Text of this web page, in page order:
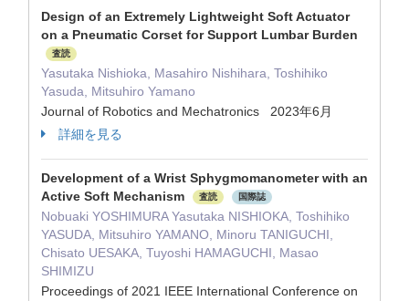
Design of an Extremely Lightweight Soft Actuator
on a Pneumatic Corset for Support Lumbar Burden
査読
Yasutaka Nishioka, Masahiro Nishihara, Toshihiko
Yasuda, Mitsuhiro Yamano
Journal of Robotics and Mechatronics 2023年6月
詳細を見る
Development of a Wrist Sphygmomanometer with an
Active Soft Mechanism
査読 国際誌
Nobuaki YOSHIMURA Yasutaka NISHIOKA, Toshihiko
YASUDA, Mitsuhiro YAMANO, Minoru TANIGUCHI,
Chisato UESAKA, Tuyoshi HAMAGUCHI, Masao
SHIMIZU
Proceedings of 2021 IEEE International Conference on